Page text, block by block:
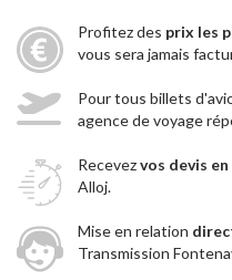
Profitez des prix les
vous sera jamais
Pour tous billets
agence de voyage
Recevezvos devis en
Alloj.
Mise en relation
Transmission